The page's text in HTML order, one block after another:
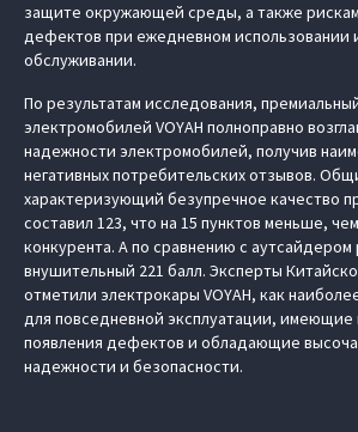
защите окружающей среды, а также
дефектов при ежедневном использовании
обслуживании.
По результатам исследования,
электромобилей VOYAH полноправно
надежности электромобилей, получив
негативных потребительских отзывов.
характеризующий безупречное качество
составил 123, что на 15 пунктов меньше,
конкурента. А по сравнению с аутсайдером
внушительный 221 балл. Эксперты
отметили электрокары VOYAH, как
для повседневной эксплуатации, имеющие
появления дефектов и обладающие
надежности и безопасности.